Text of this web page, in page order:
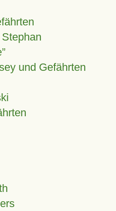
und Gefährten